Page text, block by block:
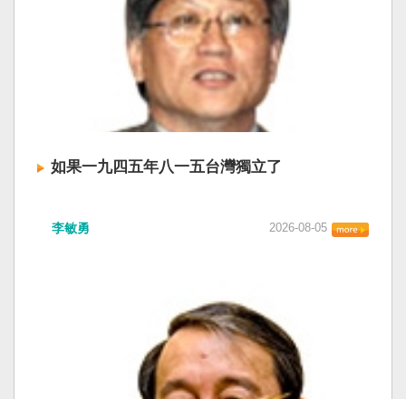
如果一九四五年八一五台灣獨立了
李敏勇 2026-08-05